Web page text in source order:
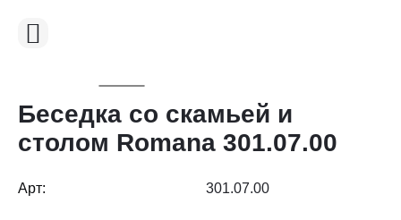
Беседка со скамьей и
столом Romana 301.07.00
Арт: 301.07.00